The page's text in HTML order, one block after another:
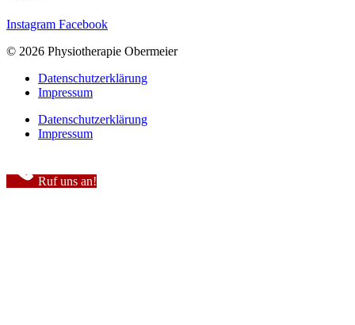
Instagram Facebook
© 2026 Physiotherapie Obermeier
Datenschutzerklärung
Impressum
Datenschutzerklärung
Impressum
Ruf uns an!